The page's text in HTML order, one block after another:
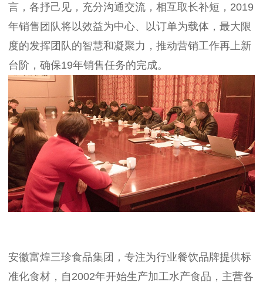
言，各抒己见，充分沟通交流，相互取长补短， 2019
年销售团队将以效益为中心、以订单为载体，最大限
度的发挥团队的智慧和凝聚力，推动营销工作再上新
台阶， 确保19年销售任务的完成。
安徽富煌三珍食品集团，专注为行业餐饮品牌提供标
准化食材，自2002年开始生产加工水产食品，主营各